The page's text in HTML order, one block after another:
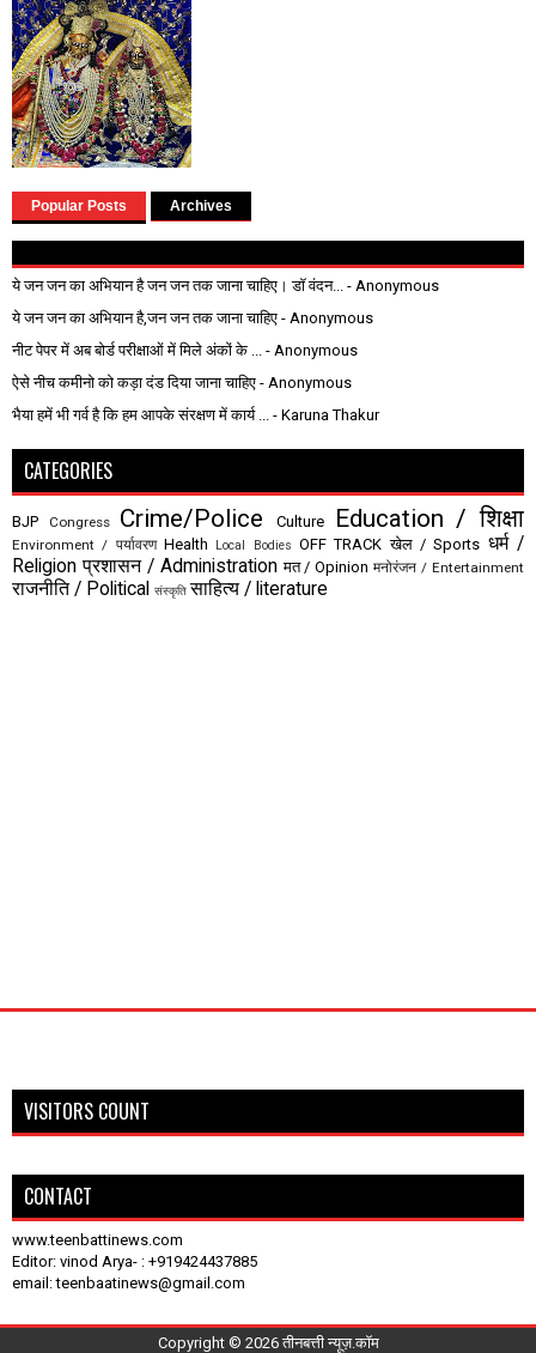
Popular Posts Archives
ये जन जन का अभियान है जन जन तक जाना चाहिए। डॉ वंदन... - Anonymous
ये जन जन का अभियान है,जन जन तक जाना चाहिए - Anonymous
नीट पेपर में अब बोर्ड परीक्षाओं में मिले अंकों के ... - Anonymous
ऐसे नीच कमीनो को कड़ा दंड दिया जाना चाहिए - Anonymous
भैया हमें भी गर्व है कि हम आपके संरक्षण में कार्य ... - Karuna Thakur
CATEGORIES
BJP Congress Crime/Police Culture Education / शिक्षा
Environment / पर्यावरण Health Local Bodies OFF TRACK खेल / Sports धर्म /
Religion प्रशासन / Administration मत / Opinion मनोरंजन / Entertainment
राजनीति / Political संस्कृति साहित्य / literature
VISITORS COUNT
CONTACT
www.teenbattinews.com
Editor: vinod Arya- : +919424437885
email: teenbaatinews@gmail.com
Copyright © 2026 तीनबत्ती न्यूज़.कॉम